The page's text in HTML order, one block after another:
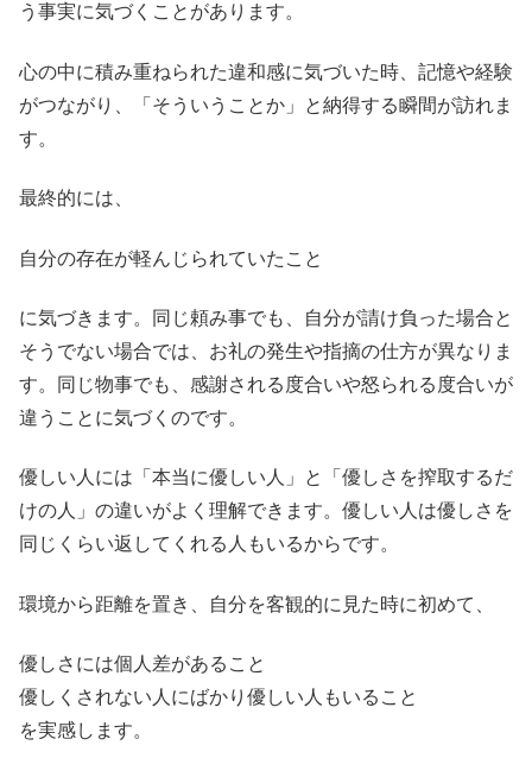
う事実に気づくことがあります。
心の中に積み重ねられた違和感に気づいた時、記憶や経験
がつながり、「そういうことか」と納得する瞬間が訪れま
す。
最終的には、
自分の存在が軽んじられていたこと
に気づきます。同じ頼み事でも、自分が請け負った場合と
そうでない場合では、お礼の発生や指摘の仕方が異なりま
す。同じ物事でも、感謝される度合いや怒られる度合いが
違うことに気づくのです。
優しい人には「本当に優しい人」と「優しさを搾取するだ
けの人」の違いがよく理解できます。優しい人は優しさを
同じくらい返してくれる人もいるからです。
環境から距離を置き、自分を客観的に見た時に初めて、
優しさには個人差があること
優しくされない人にばかり優しい人もいること
を実感します。